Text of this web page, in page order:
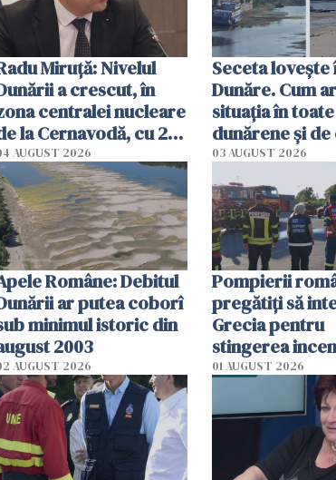
Miruţă: Nivelul
a crescut, în
centralei nucleare
la Cernavodă, cu 2
faţă de ziua trecută
AUGUST 2026
Seceta
Dunăre. Cum
situația în
dunărene și de
România
efectele, deși
în iulie
03 AUGUST 2026
Române: Debitul
ar putea coborî
minimul istoric din
2003
AUGUST 2026
Pompierii
pregătiţi să
Grecia pentru
stingerea
01 AUGUST 2026